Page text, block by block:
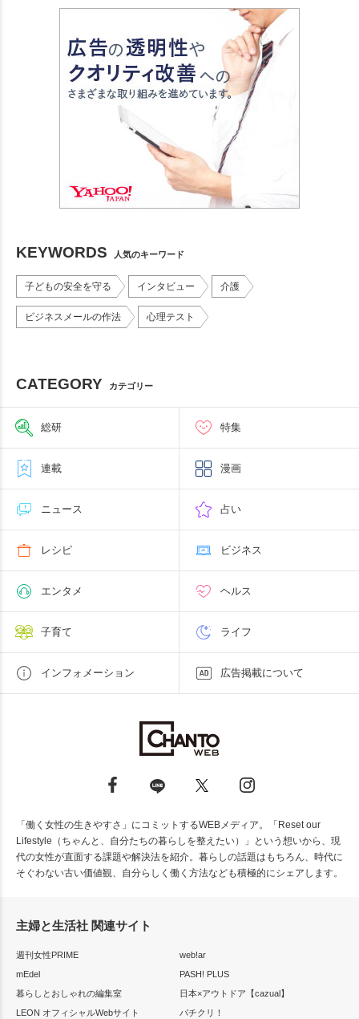
KEYWORDS 人気のキーワード
子どもの安全を守る インタビュー 介護
ビジネスメールの作法 心理テスト
CATEGORY カテゴリー
総研 特集
連載 漫画
ニュース 占い
レシピ ビジネス
エンタメ ヘルス
子育て ライフ
インフォメーション 広告掲載について
「働く女性の生きやすさ」にコミットするWEBメディア。「Reset our
Lifestyle（ちゃんと、自分たちの暮らしを整えたい）」という想いから、現
代の女性が直面する課題や解決法を紹介。暮らしの話題はもちろん、時代に
そぐわない古い価値観、自分らしく働く方法なども積極的にシェアします。
主婦と生活社 関連サイト
週刊女性PRIME
web!ar
mEdel
PASH! PLUS
暮らしとおしゃれの編集室
日本×アウトドア【cazual】
LEON オフィシャルWebサイト
パチクリ！